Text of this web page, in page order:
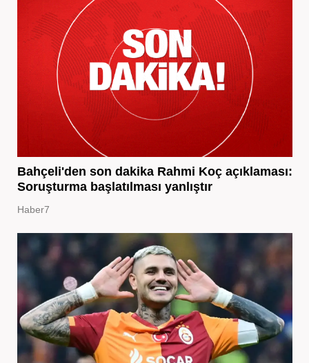
Bahçeli'den son dakika Rahmi Koç açıklaması:
Soruşturma başlatılması yanlıştır
Haber7